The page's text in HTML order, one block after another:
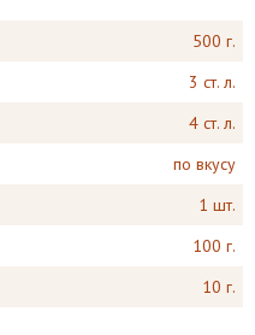
500 г.
3 ст. л.
4 ст. л.
по вкусу
1 шт.
100 г.
10 г.